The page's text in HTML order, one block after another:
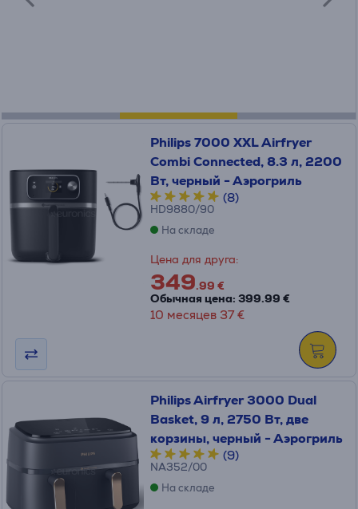
Philips 7000 XXL Airfryer
Combi Connected, 8.3 л, 2200
Вт, черный - Аэрогриль
(8)
HD9880/90
На складе
Цена для друга:
349.99 €
Обычная цена: 399.99 €
10 месяцев 37 €
Philips Airfryer 3000 Dual
Basket, 9 л, 2750 Вт, две
корзины, черный - Аэрогриль
(9)
NA352/00
На складе